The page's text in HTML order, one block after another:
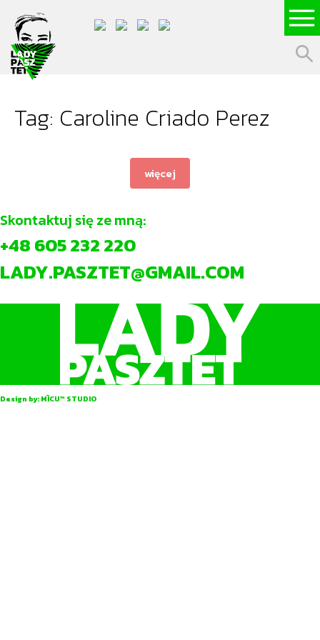
Tag: Caroline Criado Perez
więcej
Skontaktuj się ze mną:
+48 605 232 220
LADY.PASZTET@GMAIL.COM
Design by: MÏCU™ STUDIO